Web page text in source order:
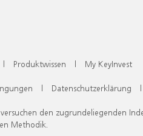
| Produktwissen | My KeyInvest
| Datenschutzerklärung |
den zugrundeliegenden
Methodik.